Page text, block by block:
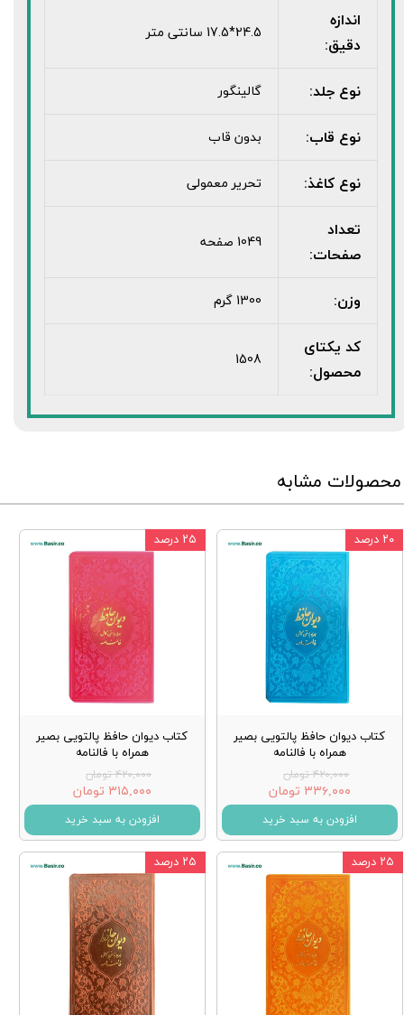
اندازه
دقیق:
24.5*17.5 سانتی متر
نوع جلد: گالینگور
نوع قاب: بدون قاب
نوع کاغذ: تحریر معمولی
تعداد
صفحات:
1049 صفحه
وزن: 1300 گرم
کد یکتای
محصول:
1508
محصولات مشابه
کتاب دیوان حافظ پالتویی بصیر
همراه با فالنامه
۴۲۰,۰۰۰ تومان
۳۳۶,۰۰۰ تومان
افزودن به سبد خرید
۲۰ درصد
کتاب دیوان حافظ پالتویی بصیر
همراه با فالنامه
۴۲۰,۰۰۰ تومان
۳۱۵,۰۰۰ تومان
افزودن به سبد خرید
۲۵ درصد
۲۵ درصد ۲۵ درصد